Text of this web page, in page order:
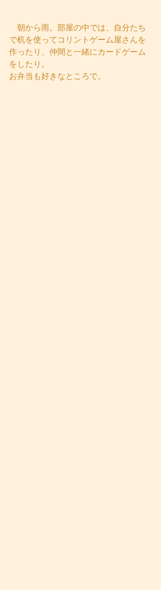
朝から雨。部屋の中では、自分たち
で机を使ってコリントゲーム屋さんを
作ったり、仲間と一緒にカードゲーム
をしたり。
お弁当も好きなところで。